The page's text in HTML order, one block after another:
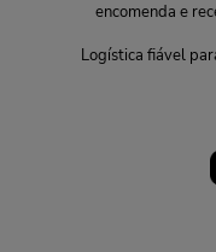
encomenda e
Logística fiável